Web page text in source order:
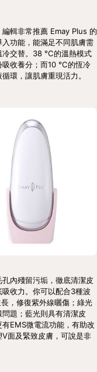
輯非常推薦 Emay Plus 的
功能，能滿足不同肌膚需
交替。38 °C的溫熱模式
收養分；而10 °C的恆冷
環，讓肌膚重現活力。
內殘留污垢，徹底清潔皮
收力。你可以配合3種波
，修復紫外線曬傷；綠光
題；藍光則具有清潔皮
EMS微電流功能，有助改
面及緊致皮膚，可說是非